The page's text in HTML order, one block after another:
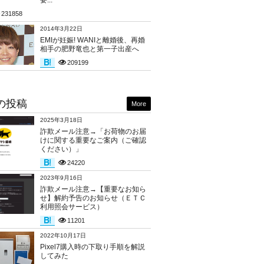
231858
2014年3月22日
EMIが妊娠! WANIと離婚後、再婚
相手の肥野竜也と第一子出産へ
209199
投稿
2025年3月18日
詐欺メール注意→「お荷物のお届
けに関する重要なご案内（ご確認
ください）」
24220
2023年9月16日
詐欺メール注意→【重要なお知ら
せ】解約予告のお知らせ（ＥＴＣ
利用照会サービス）
11201
2022年10月17日
Pixel7購入時の下取り手順を解説
してみた
More